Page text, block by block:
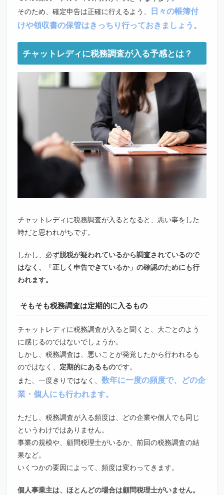
そのため、確定申告は正確に行えるよう、 日々の帳簿付
けや領収書の保管はきっちり行っておきましょう。
チャットレディに税務調査が入る予感とは？
チャットレディに税務調査が入るとなると、悪い事をした
時だと思われがちです。
しかし、必ず脱税が疑われているから調査されているので
はなく、「正しく申告できているか」の確認のためにも行
われます。
そもそも税務調査は定期的に入るもの
チャットレディに税務調査が入ると聞くと、大ごとのよう
に感じるのではないでしょうか。
しかし、税務調査は、悪いことが発覚したから行われるも
のではなく、 定期的にあるものです。
また、一度きりではなく、数年に一度の頻度で、どの企
業・個人にも行われます。
ただし、税務調査が入る頻度は、どの企業や個人でも同じ
というわけではありません。
事業の規模や、顧問税理士がいるか、前回の税務調査の結
果など。
いくつかの要因によって、頻度は変わってきます。
個人事業主は、ほとんどの場合は顧問税理士がいません。